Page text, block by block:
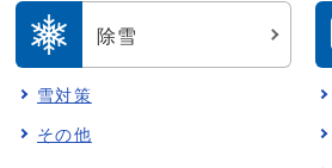
除雪
雪対策
その他